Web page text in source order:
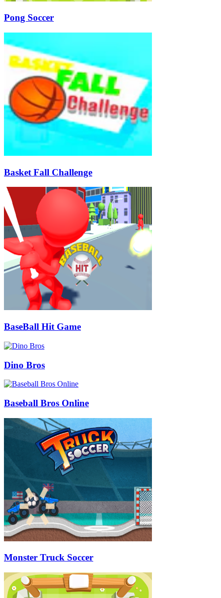
Pong Soccer
Basket Fall Challenge
BaseBall Hit Game
Dino Bros
Baseball Bros Online
Monster Truck Soccer